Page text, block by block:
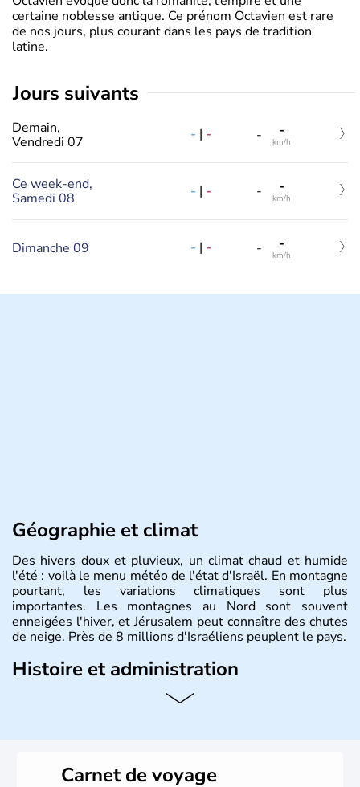
certaine noblesse antique. Ce prénom Octavien est rare
de nos jours, plus courant dans les pays de tradition
latine.
jours suivants
Demain,
Vendredi 07
- | - - -
km/h
Ce week-end,
Samedi 08
- | - - -
km/h
Dimanche 09 - | - - -
km/h
Géographie et climat
Des hivers doux et pluvieux, un climat chaud et humide
l'été : voilà le menu météo de l'état d'Israël. En montagne
pourtant, les variations climatiques sont plus
importantes. Les montagnes au Nord sont souvent
enneigées l'hiver, et Jérusalem peut connaître des chutes
de neige. Près de 8 millions d'Israéliens peuplent le pays.
Histoire et administration
L'Israël est un état de la partie est de la Méditerranée,
vrai essor économique dans le domaine des nouvelles
Carnet de voyage